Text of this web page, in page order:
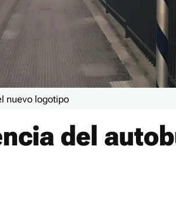
nuevo logotipo
del